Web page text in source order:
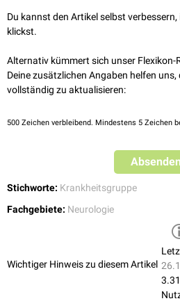
Multiple Sklerose
Parkinson-Krankheit
Du kannst den Artikel selbst
klickst.
Alternativ kümmert sich unser
Deine zusätzlichen Angaben helfen
vollständig zu aktualisieren:
500 Zeichen verbleibend. Mindestens 5 Zeichen
Absenden
Stichworte: Krankheitsgruppe
Fachgebiete: Neurologie
Wichtiger Hinweis zu diesem Artikel